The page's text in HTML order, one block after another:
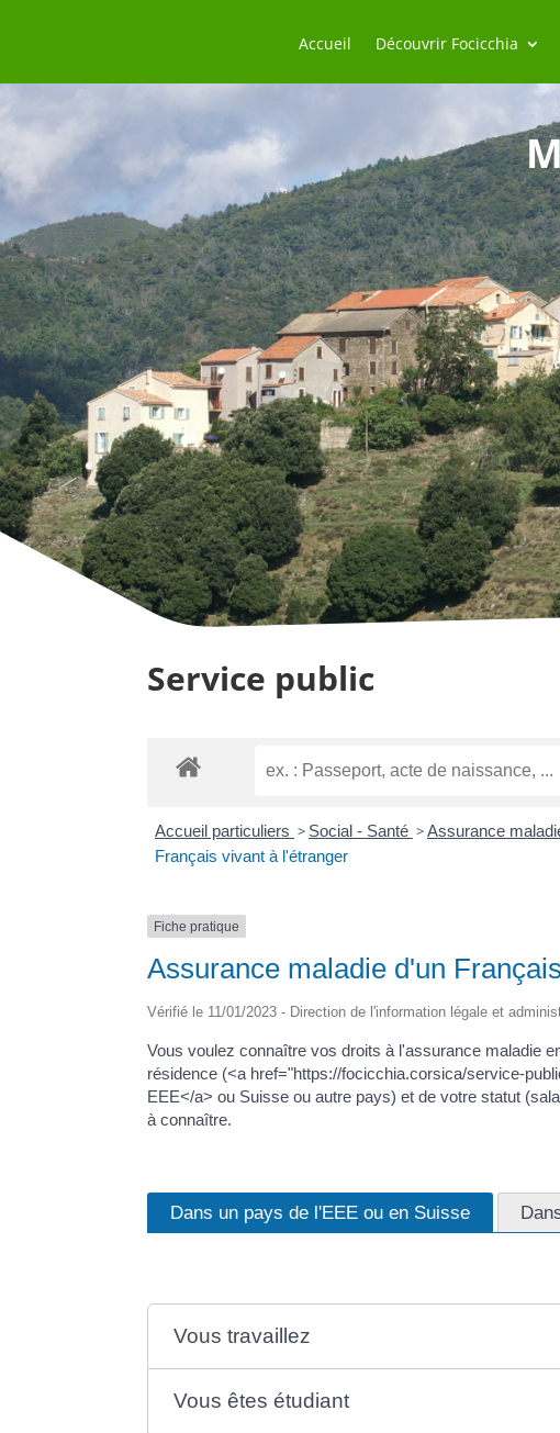
Accueil Découvrir Focicchia
Service public
Accueil particuliers > Social - Santé >Assurance
Français vivant à l'étranger
Fiche pratique
Assurance maladie d'un
Vérifié le 11/01/2023 - Direction de l'information légale et
Vous voulez connaître vos droits à l'assurance maladie
résidence (<a href="https://focicchia.corsica/service-
EEE</a> ou Suisse ou autre pays) et de votre statut
à connaître.
Dans un pays de l'EEE ou en Suisse
Vous travaillez
Vous êtes étudiant